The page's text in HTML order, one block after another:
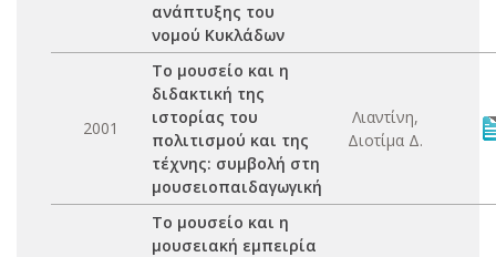
ανάπτυξης του
νομού Κυκλάδων
2001
Το μουσείο και η
διδακτική της
ιστορίας του
πολιτισμού και της
τέχνης: συμβολή στη
μουσειοπαιδαγωγική
Λιαντίνη,
Διοτίμα Δ.
Το μουσείο και η
μουσειακή εμπειρία